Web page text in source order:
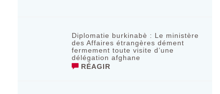
Diplomatie burkinabè : Le ministère
des Affaires étrangères dément
fermement toute visite d’une
délégation afghane
RÉAGIR